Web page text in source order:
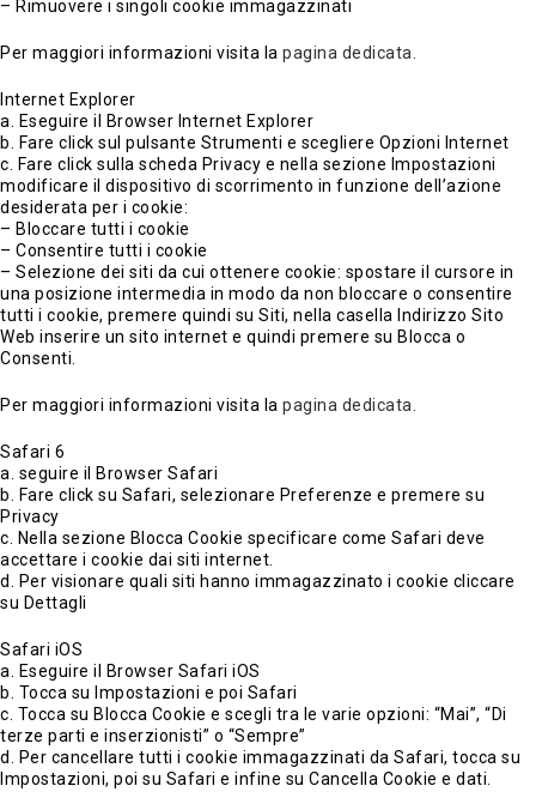
– Rimuovere i singoli cookie immagazzinati
Per maggiori informazioni visita lapagina dedicata.
Internet Explorer
a. Eseguire il Browser Internet Explorer
b. Fare click sul pulsante Strumenti e scegliere Opzioni Internet
c. Fare click sulla scheda Privacy e nella sezione Impostazioni
modificare il dispositivo di scorrimento in funzione dell’azione
desiderata per i cookie:
– Bloccare tutti i cookie
– Consentire tutti i cookie
– Selezione dei siti da cui ottenere cookie: spostare il cursore in
una posizione intermedia in modo da non bloccare o consentire
tutti i cookie, premere quindi su Siti, nella casella Indirizzo Sito
Web inserire un sito internet e quindi premere su Blocca o
Consenti.
Per maggiori informazioni visita lapagina dedicata.
Safari 6
a. seguire il Browser Safari
b. Fare click su Safari, selezionare Preferenze e premere su
Privacy
c. Nella sezione Blocca Cookie specificare come Safari deve
accettare i cookie dai siti internet.
d. Per visionare quali siti hanno immagazzinato i cookie cliccare
su Dettagli
Safari iOS
a. Eseguire il Browser Safari iOS
b. Tocca su Impostazioni e poi Safari
c. Tocca su Blocca Cookie e scegli tra le varie opzioni: “Mai”, “Di
terze parti e inserzionisti” o “Sempre”
d. Per cancellare tutti i cookie immagazzinati da Safari, tocca su
Impostazioni, poi su Safari e infine su Cancella Cookie e dati.